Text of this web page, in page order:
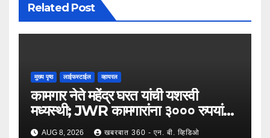
Related Post
मुख्य पृष्ठ लाईफस्टाईल व्हायरल
कामगार नेते महेंद्र घरत यांची यशस्वी
मध्यस्थी; JWR कामगारांना ३००० रुपयांची
पगारवाढ
AUG 8, 2026 खबरबात 360 - एन. बी. व्हिडिओ